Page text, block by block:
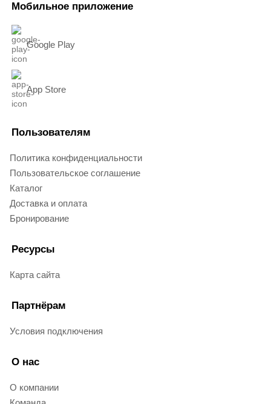
Мобильное приложение
Google Play
App Store
Пользователям
Политика конфиденциальности
Пользовательское соглашение
Каталог
Доставка и оплата
Бронирование
Ресурсы
Карта сайта
Партнёрам
Условия подключения
О нас
О компании